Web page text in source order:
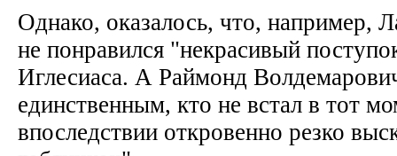
Однако, оказалось, что, например,
не понравился "некрасивый
Иглесиаса. А Раймонд
единственным, кто не встал в тот
впоследствии откровенно резко